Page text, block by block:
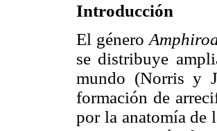
Introducción
El género
se distribuye
mundo (Norris y
formación de
por la anatomía de